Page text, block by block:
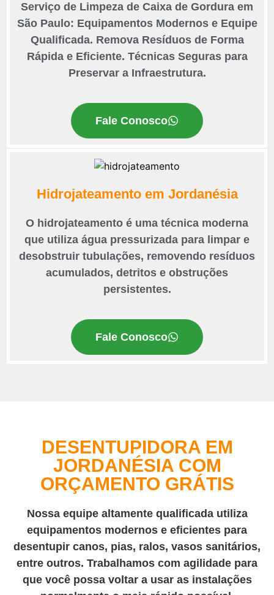
Serviço de Limpeza de Caixa de Gordura em
São Paulo: Equipamentos Modernos e Equipe
Qualificada. Remova Resíduos de Forma
Rápida e Eficiente. Técnicas Seguras para
Preservar a Infraestrutura.
Fale Conosco
Hidrojateamento em Jordanésia
O hidrojateamento é uma técnica moderna
que utiliza água pressurizada para limpar e
desobstruir tubulações, removendo resíduos
acumulados, detritos e obstruções
persistentes.
Fale Conosco
DESENTUPIDORA EM
JORDANÉSIA COM
ORÇAMENTO GRÁTIS
Nossa equipe altamente qualificada utiliza
equipamentos modernos e eficientes para
desentupir canos, pias, ralos, vasos sanitários,
entre outros. Trabalhamos com agilidade para
que você possa voltar a usar as instalações